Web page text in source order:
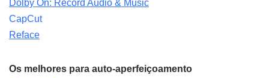
Dolby On: Record Audio & Music
CapCut
Reface
Os melhores para auto-aperfeiçoamento